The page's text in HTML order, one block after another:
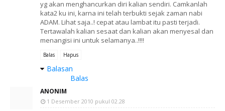
yg akan menghancurkan diri kalian sendiri. Camkanlah
kata2 ku ini, karna ini telah terbukti sejak zaman nabi
ADAM. Lihat saja..! cepat atau lambat itu pasti terjadi.
Tertawalah kalian sesaat dan kalian akan menyesal dan
menangisi ini untuk selamanya..!!!!
Balas Hapus
Balasan
Balas
ANONIM
1 Desember 2010 pukul 02.28